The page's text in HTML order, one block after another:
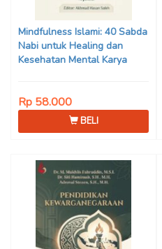
Son Haji, Dede Sunarya,
Iwan Setiawan, Nur Afiatin
Editor: Mi’raj Dodi Kurniawan
Mindfulness Islami: 40 Sabda
Nabi untuk Healing dan
Kesehatan Mental Karya
Saniyya Fadhila, Avanda
Chintya Cahyaning Putri, dan
Arjunedi
Rp 58.000
BELI